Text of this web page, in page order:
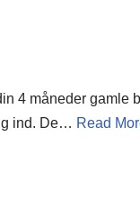
4 måneder gamle
ind. De… Read